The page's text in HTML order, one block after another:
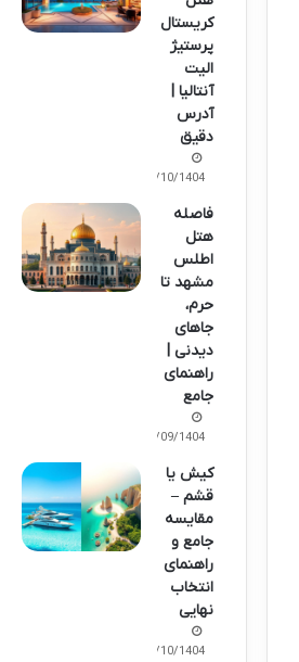
کریستال
پرستیژ
الیت
آنتالیا |
آدرس
دقیق
10/10/1404
فاصله
هتل
اطلس
مشهد تا
حرم،
جاهای
دیدنی |
راهنمای
جامع
14/09/1404
کیش یا
قشم –
مقایسه
جامع و
راهنمای
انتخاب
نهایی
11/10/1404